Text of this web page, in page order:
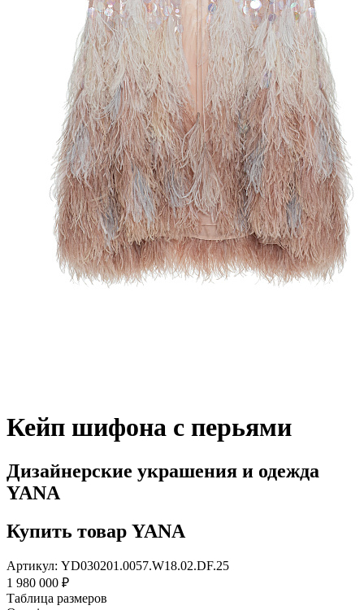
Кейп шифона с перьями
Дизайнерские украшения и одежда
YANA
Купить товар YANA
Артикул: YD030201.0057.W18.02.DF.25
1 980 000 ₽
Таблица размеров